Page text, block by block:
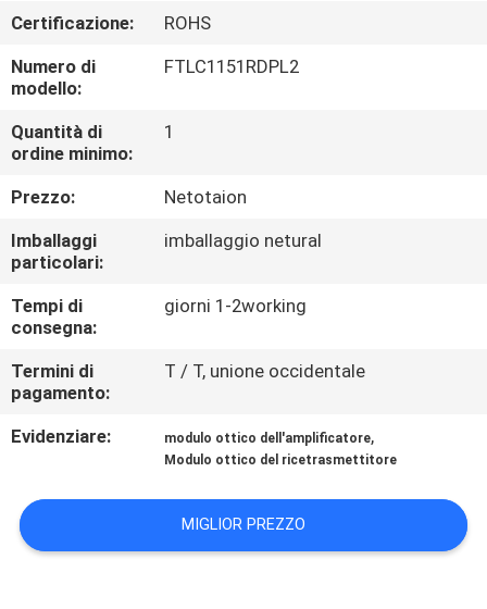
GIRO
DELLA
FABBRICA
CONTROLLO
DI
QUALITÀ
CONTATTICI
NOTIZIE
RICHIEDA
CITAZIONE
Certificazione:
ROHS
Numero di
modello:
FTLC1151RDPL2
Quantità di
ordine minimo:
1
Prezzo:
Netotaion
Imballaggi
particolari:
imballaggio netural
Tempi di
consegna:
giorni 1-2working
Termini di
pagamento:
T / T, unione occidentale
Evidenziare: modulo ottico dell'amplificatore,
Modulo ottico del ricetrasmettitore
MIGLIOR PREZZO